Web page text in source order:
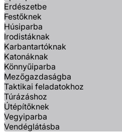
Erdészetbe
Festőknek
Húsiparba
Irodistáknak
Karbantartóknak
Katonáknak
Könnyűiparba
Mezőgazdaságba
Taktikai feladatokhoz
Túrázáshoz
Útépítőknek
Vegyiparba
Vendéglátásba